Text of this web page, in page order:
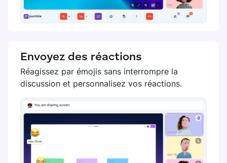
Envoyez des réactions
Réagissez par émojis sans interrompre la
discussion et personnalisez vos réactions.